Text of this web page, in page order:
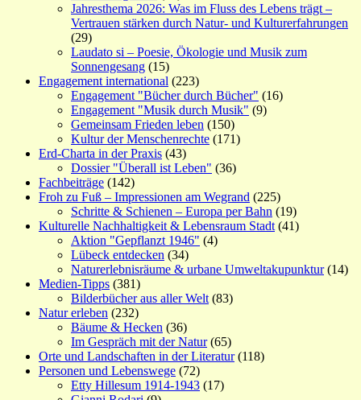
Jahresthema 2026: Was im Fluss des Lebens trägt –
Vertrauen stärken durch Natur- und Kulturerfahrungen
(29)
Laudato si – Poesie, Ökologie und Musik zum
Sonnengesang (15)
Engagement international (223)
Engagement "Bücher durch Bücher" (16)
Engagement "Musik durch Musik" (9)
Gemeinsam Frieden leben (150)
Kultur der Menschenrechte (171)
Erd-Charta in der Praxis (43)
Dossier "Überall ist Leben" (36)
Fachbeiträge (142)
Froh zu Fuß – Impressionen am Wegrand (225)
Schritte & Schienen – Europa per Bahn (19)
Kulturelle Nachhaltigkeit & Lebensraum Stadt (41)
Aktion "Gepflanzt 1946" (4)
Lübeck entdecken (34)
Naturerlebnisräume & urbane Umweltakupunktur(14)
Medien-Tipps (381)
Bilderbücher aus aller Welt (83)
Natur erleben (232)
Bäume & Hecken (36)
Im Gespräch mit der Natur(65)
Orte und Landschaften in der Literatur(118)
Personen und Lebenswege (72)
Etty Hillesum 1914-1943 (17)